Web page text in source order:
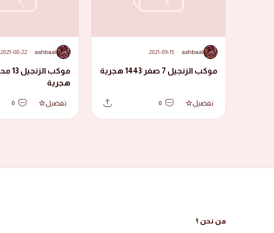
A
ashbaal
·
2021-09-15
موكب الزنجيل 7 صفر 1443 هجرية
تفضيل 0
A
ashbaal
·
2021-08-22
هجرية
تفضيل 0
من نحن ؟